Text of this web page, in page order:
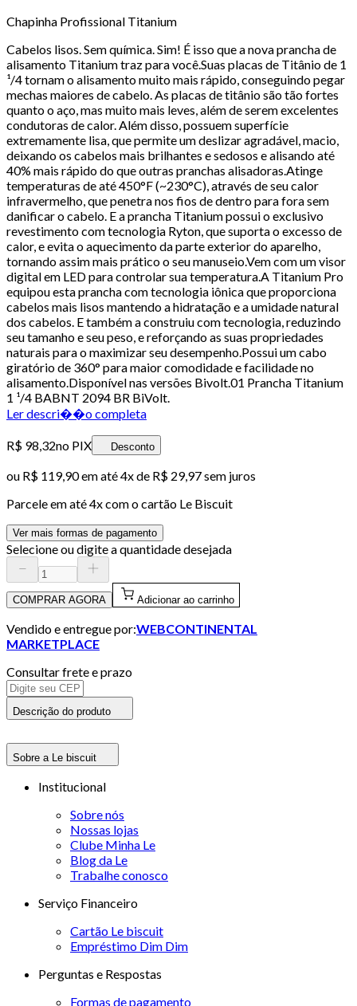
Chapinha Profissional Titanium
Cabelos lisos. Sem química. Sim! É isso que a nova prancha de
alisamento Titanium traz para você.Suas placas de Titânio de 1
¹/4 tornam o alisamento muito mais rápido, conseguindo pegar
mechas maiores de cabelo. As placas de titânio são tão fortes
quanto o aço, mas muito mais leves, além de serem excelentes
condutoras de calor. Além disso, possuem superfície
extremamente lisa, que permite um deslizar agradável, macio,
deixando os cabelos mais brilhantes e sedosos e alisando até
40% mais rápido do que outras pranchas alisadoras.Atinge
temperaturas de até 450°F (~230°C), através de seu calor
infravermelho, que penetra nos fios de dentro para fora sem
danificar o cabelo. E a prancha Titanium possui o exclusivo
revestimento com tecnologia Ryton, que suporta o excesso de
calor, e evita o aquecimento da parte exterior do aparelho,
tornando assim mais prático o seu manuseio.Vem com um visor
digital em LED para controlar sua temperatura.A Titanium Pro
equipou esta prancha com tecnologia iônica que proporciona
cabelos mais lisos mantendo a hidratação e a umidade natural
dos cabelos. E também a construiu com tecnologia, reduzindo
seu tamanho e seu peso, e reforçando as suas propriedades
naturais para o maximizar seu desempenho.Possui um cabo
giratório de 360° para maior comodidade e facilidade no
alisamento.Disponível nas versões Bivolt.01 Prancha Titanium
1 ¹/4 BABNT 2094 BR BiVolt.
Ler descri��o completa
R$ 98,32no PIX Desconto
ou R$ 119,90em até4x de R$ 29,97 sem juros
Parcele em até4x com o cartão Le Biscuit
Ver mais formas de pagamento
Selecione ou digite a quantidade desejada
COMPRAR AGORA Adicionar ao carrinho
Vendido e entregue por:WEBCONTINENTAL
MARKETPLACE
Consultar frete e prazo
Descrição do produto
Sobre a Le biscuit
Institucional
Sobre nós
Nossas lojas
Clube Minha Le
Blog da Le
Trabalhe conosco
Serviço Financeiro
Cartão Le biscuit
Empréstimo Dim Dim
Perguntas e Respostas
Formas de pagamento